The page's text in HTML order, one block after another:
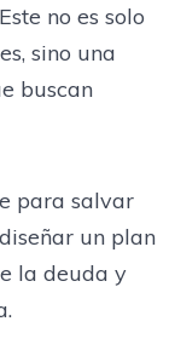
no es solo
sino una
buscan
para salvar
un plan
la deuda y